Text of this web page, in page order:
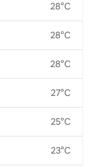
28°C
28°C
28°C
27°C
25°C
23°C